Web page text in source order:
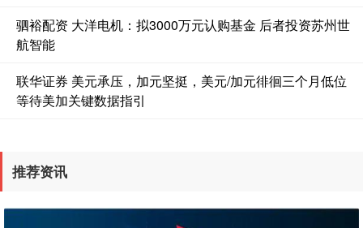
驷裕配资 大洋电机：拟3000万元认购基金 后者投资苏州世
航智能
联华证券 美元承压，加元坚挺，美元/加元徘徊三个月低位
等待美加关键数据指引
推荐资讯